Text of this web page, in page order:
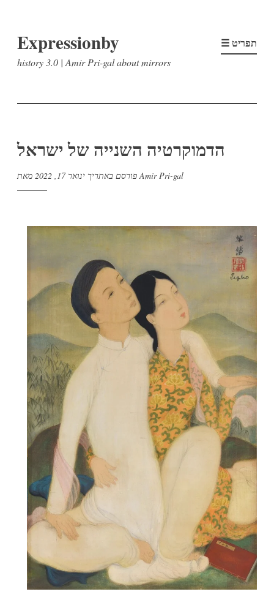
לתוכן
Expressionby
history 3.0 | Amir Pri-gal about mirrors
☰ תפריט
הדמוקרטיה השנייה של ישראל
פורסם באתריך ינואר 17, 2022 מאתAmir Pri-gal